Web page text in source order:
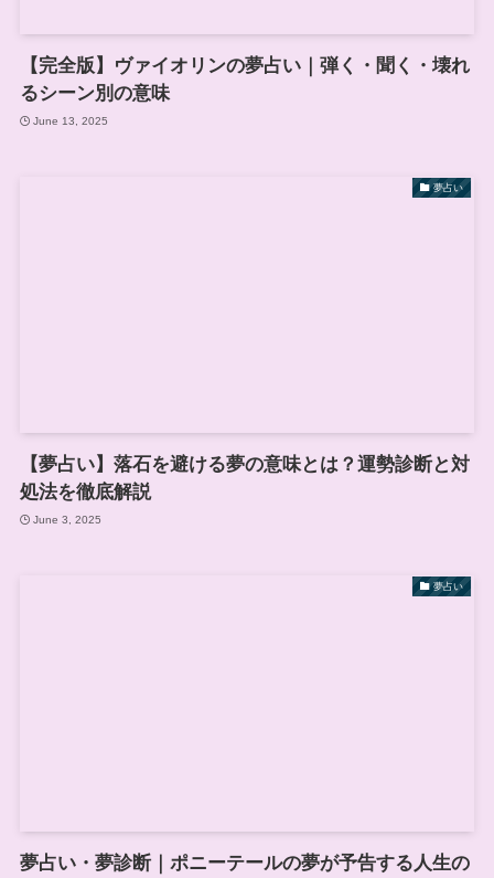
【完全版】ヴァイオリンの夢占い｜弾く・聞く・壊れ
るシーン別の意味
June 13, 2025
夢占い
【夢占い】落石を避ける夢の意味とは？運勢診断と対
処法を徹底解説
June 3, 2025
夢占い
夢占い・夢診断｜ポニーテールの夢が予告する人生の